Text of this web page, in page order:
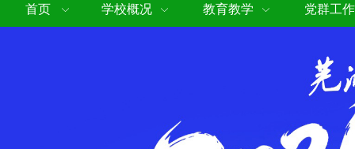
首页 学校概况 教育教学 党群工作